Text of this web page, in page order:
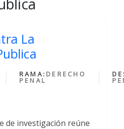
La
RAMA: DERECHO
PENAL
de investigación reúne